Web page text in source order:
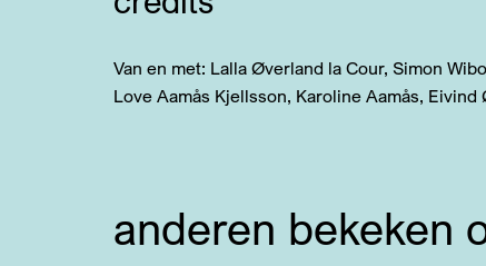
Van en met: Lalla Øverland la Cour, Simon
Love Aamås Kjellsson, Karoline Aamås,
anderen bekeken